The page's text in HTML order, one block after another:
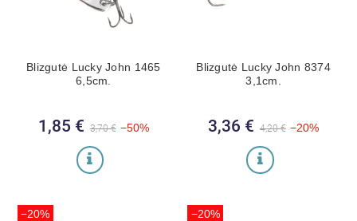
Blizgutė Lucky John 1465
6,5cm.
Bazinė kaina
3,70 € −50%
1,85 €
Blizgutė Lucky John 8374
3,1cm.
Bazinė kaina
4,20 € −20%
3,36 €
−20% −20%